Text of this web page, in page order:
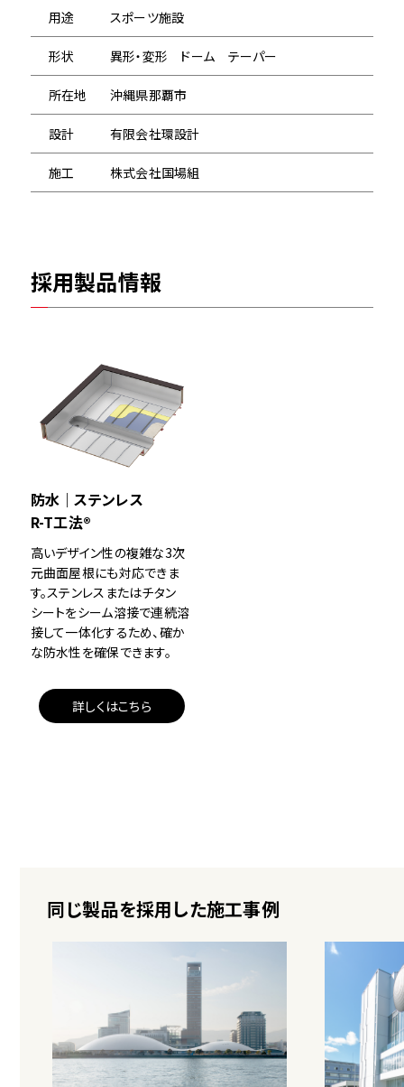
用途 スポーツ施設
形状 異形・変形 ドーム テーパー
所在地 沖縄県那覇市
設計 有限会社環設計
施工 株式会社国場組
採用製品情報
防水｜ステンレス
R-T工法®
高いデザイン性の複雑な3次
元曲面屋根にも対応できま
す。ステンレスまたはチタン
シートをシーム溶接で連続溶
接して一体化するため、確か
な防水性を確保できます。
詳しくはこちら
同じ製品を採用した施工事例